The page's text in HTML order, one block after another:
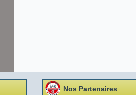
Nos Partenaires